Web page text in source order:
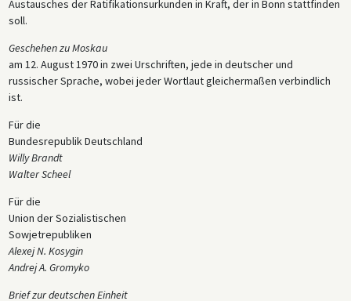
Austausches der Ratifikationsurkunden in Kraft, der in Bonn stattfinden
soll.
Geschehen zu Moskau
am 12. August 1970 in zwei Urschriften, jede in deutscher und
russischer Sprache, wobei jeder Wortlaut gleichermaßen verbindlich
ist.
Für die
Bundesrepublik Deutschland
Willy Brandt
Walter Scheel
Für die
Union der Sozialistischen
Sowjetrepubliken
Alexej N. Kosygin
Andrej A. Gromyko
Brief zur deutschen Einheit